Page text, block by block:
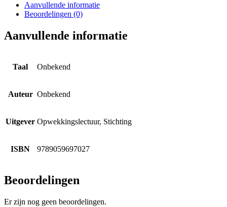
Aanvullende informatie
Beoordelingen (0)
Aanvullende informatie
Taal Onbekend
Auteur Onbekend
Uitgever Opwekkingslectuur, Stichting
ISBN 9789059697027
Beoordelingen
Er zijn nog geen beoordelingen.